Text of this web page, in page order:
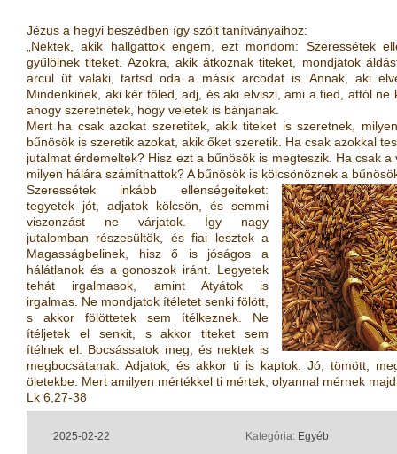
Jézus a hegyi beszédben így szólt tanítványaihoz:
„Nektek, akik hallgattok engem, ezt mondom: Szeressétek
gyűlölnek titeket. Azokra, akik átkoznak titeket, mondjatok
arcul üt valaki, tartsd oda a másik arcodat is. Annak, aki
Mindenkinek, aki kér tőled, adj, és aki elviszi, ami a tied, attól
ahogy szeretnétek, hogy veletek is bánjanak.
Mert ha csak azokat szeretitek, akik titeket is szeretnek,
bűnösök is szeretik azokat, akik őket szeretik. Ha csak azokkal
jutalmat érdemeltek? Hisz ezt a bűnösök is megteszik. Ha csak
milyen hálára számíthattok? A bűnösök is kölcsönöznek a
Szeressétek inkább ellenségeiteket:
tegyetek jót, adjatok kölcsön, és semmi
viszonzást ne várjatok. Így nagy
jutalomban részesültök, és fiai lesztek a
Magasságbelinek, hisz ő is jóságos a
hálátlanok és a gonoszok iránt. Legyetek
tehát irgalmasok, amint Atyátok is
irgalmas. Ne mondjatok ítéletet senki fölött,
s akkor fölöttetek sem ítélkeznek. Ne
ítéljetek el senkit, s akkor titeket sem
ítélnek el. Bocsássatok meg, és nektek is
megbocsátanak. Adjatok, és akkor ti is kaptok. Jó, tömött,
öletekbe. Mert amilyen mértékkel ti mértek, olyannal mérnek
Lk 6,27-38
2025-02-22 Kategória: Egyéb